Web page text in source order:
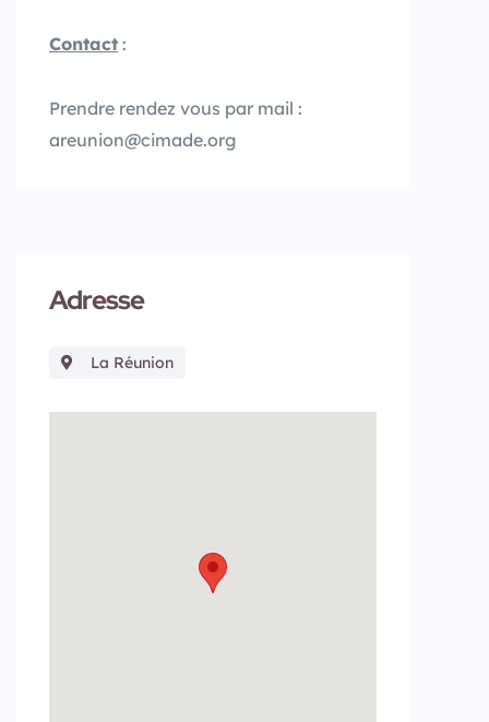
Contact :
Prendre rendez vous par mail :
areunion@cimade.org
Adresse
La Réunion